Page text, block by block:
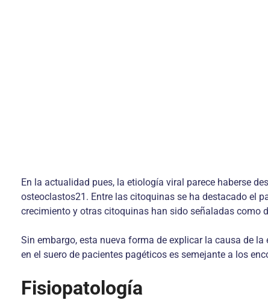
En la actualidad pues, la etiología viral parece haberse
osteoclastos21. Entre las citoquinas se ha destacado el
crecimiento y otras citoquinas han sido señaladas como
Sin embargo, esta nueva forma de explicar la causa de
en el suero de pacientes pagéticos es semejante a los
Fisiopatología